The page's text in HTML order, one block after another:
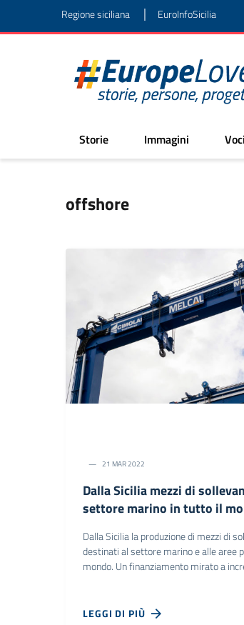
Regione siciliana | EuroInfoSicilia
Storie Immagini Voci
offshore
21 MAR 2022
Dalla Sicilia mezzi di
settore marino in tutto il
Dalla Sicilia la produzione di mezzi di
destinati al settore marino e alle aree
mondo. Un finanziamento mirato a
LEGGI DI PIÙ